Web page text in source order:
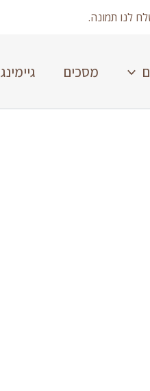
לנו תמונה.
מסכים גיימינג